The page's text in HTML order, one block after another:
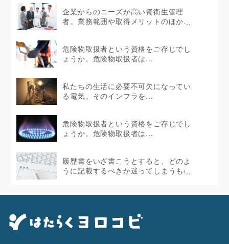
企業からのニーズが高い資衛生管理
者。業務範囲や取得メリットのほか...
危険物取扱者という資格をご存じでし
ょうか。危険物取扱者は...
私たちの生活に必要不可欠になってい
る電気。そのインフラを...
危険物取扱者という資格をご存じでし
ょうか。危険物取扱者は...
履歴書をいざ書こうとすると、どのよ
うに記載するべきか迷ってしまうもの